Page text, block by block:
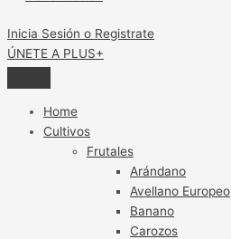
Inicia Sesión o Registrate
ÚNETE A PLUS+
Home
Cultivos
Frutales
Arándano
Avellano Europeo
Banano
Carozos